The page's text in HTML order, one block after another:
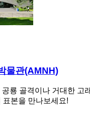
물관(AMNH)
룡 골격이나 거대한 고
표본을 만나보세요!